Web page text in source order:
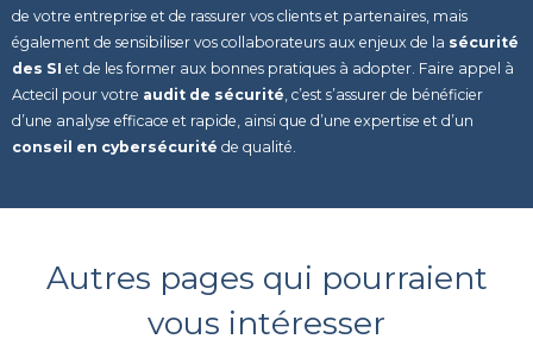
de votre entreprise et de rassurer vos clients et partenaires, mais
également de sensibiliser vos collaborateurs aux enjeux de la sécurité
des SI et de les former aux bonnes pratiques à adopter. Faire appel à
Actecil pour votre audit de sécurité , c’est s’assurer de bénéficier
d’une analyse efficace et rapide, ainsi que d’une expertise et d’un
conseil en cybersécurité de qualité.
Autres pages qui pourraient
vous intéresser